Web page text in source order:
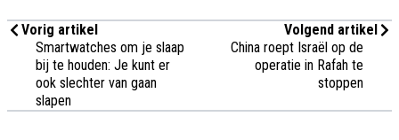
Vorig artikel
Smartwatches om je slaap
bij te houden: Je kunt er
ook slechter van gaan
slapen
Volgend artikel
China roept Israël op de
operatie in Rafah te
stoppen